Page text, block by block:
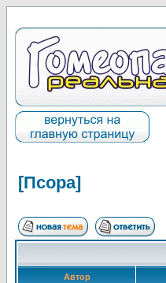
[Псора]
Автор